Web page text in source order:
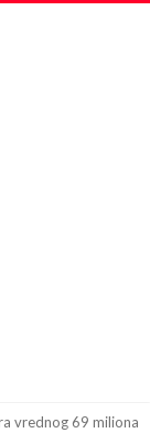
vrednog 69 miliona